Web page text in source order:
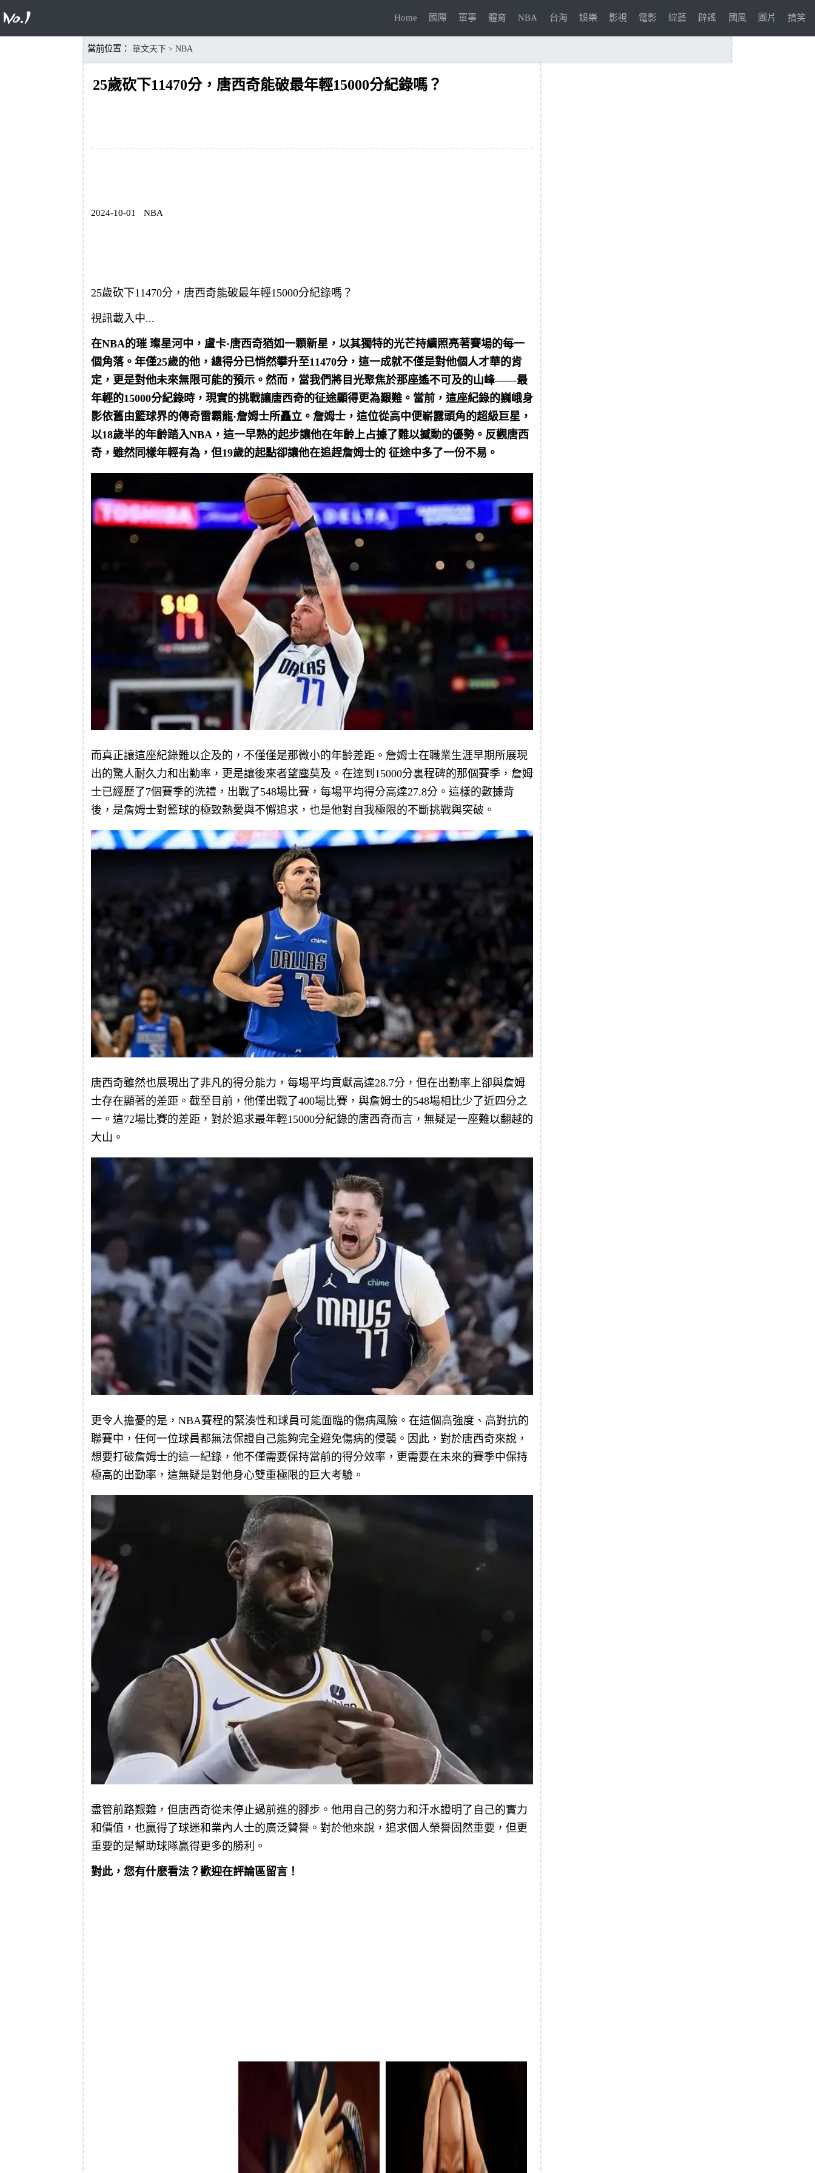
Home 國際 軍事 體育 NBA 台海 娛樂 影視 電影 綜藝 辟謠 國風 圖片 搞笑
當前位置： 華文天下 > NBA
25歲砍下11470分，唐西奇能破最年輕15000分紀錄嗎？
2024-10-01 NBA
25歲砍下11470分，唐西奇能破最年輕15000分紀錄嗎？
視訊載入中...
在NBA的璀 璨星河中，盧卡·唐西奇猶如一顆新星，以其獨特的光芒持續照亮著賽場的每一
個角落。年僅25歲的他，總得分已悄然攀升至11470分，這一成就不僅是對他個人才華的肯
定，更是對他未來無限可能的預示。然而，當我們將目光聚焦於那座遙不可及的山峰——最
年輕的15000分紀錄時，現實的挑戰讓唐西奇的征途顯得更為艱難。當前，這座紀錄的巍峨身
影依舊由籃球界的傳奇雷霸龍·詹姆士所矗立。詹姆士，這位從高中便嶄露頭角的超級巨星，
以18歲半的年齡踏入NBA，這一早熟的起步讓他在年齡上占據了難以撼動的優勢。反觀唐西
奇，雖然同樣年輕有為，但19歲的起點卻讓他在追趕詹姆士的 征途中多了一份不易。
而真正讓這座紀錄難以企及的，不僅僅是那微小的年齡差距。詹姆士在職業生涯早期所展現
出的驚人耐久力和出勤率，更是讓後來者望塵莫及。在達到15000分裏程碑的那個賽季，詹姆
士已經歷了7個賽季的洗禮，出戰了548場比賽，每場平均得分高達27.8分。這樣的數據背
後，是詹姆士對籃球的極致熱愛與不懈追求，也是他對自我極限的不斷挑戰與突破。
唐西奇雖然也展現出了非凡的得分能力，每場平均貢獻高達28.7分，但在出勤率上卻與詹姆
士存在顯著的差距。截至目前，他僅出戰了400場比賽，與詹姆士的548場相比少了近四分之
一。這72場比賽的差距，對於追求最年輕15000分紀錄的唐西奇而言，無疑是一座難以翻越的
大山。
更令人擔憂的是，NBA賽程的緊湊性和球員可能面臨的傷病風險。在這個高強度、高對抗的
聯賽中，任何一位球員都無法保證自己能夠完全避免傷病的侵襲。因此，對於唐西奇來說，
想要打破詹姆士的這一紀錄，他不僅需要保持當前的得分效率，更需要在未來的賽季中保持
極高的出勤率，這無疑是對他身心雙重極限的巨大考驗。
盡管前路艱難，但唐西奇從未停止過前進的腳步。他用自己的努力和汗水證明了自己的實力
和價值，也贏得了球迷和業內人士的廣泛贊譽。對於他來說，追求個人榮譽固然重要，但更
重要的是幫助球隊贏得更多的勝利。
對此，您有什麽看法？歡迎在評論區留言！